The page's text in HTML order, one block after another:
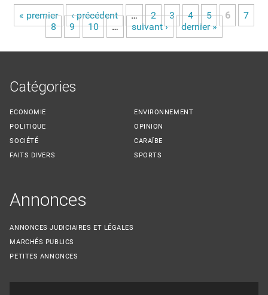
Pages
« premier ‹ précédent … 2 3 4 5 6
7
8
9 10 … suivant › dernier »
Catégories
ECONOMIE
POLITIQUE
SOCIÉTÉ
FAITS DIVERS
ENVIRONNEMENT
OPINION
CARAÏBE
SPORTS
Annonces
ANNONCES JUDICIAIRES ET LÉGALES
MARCHÉS PUBLICS
PETITES ANNONCES